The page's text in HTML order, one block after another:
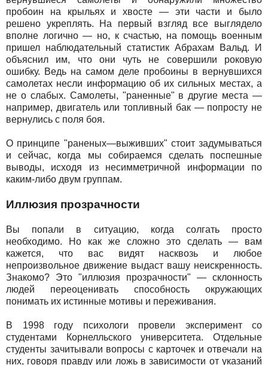
пробоин на крыльях и хвосте — эти части и было
решено укреплять. На первый взгляд все выглядело
вполне логично — но, к счастью, на помощь военным
пришел наблюдательный статистик Абрахам Вальд. И
объяснил им, что они чуть не совершили роковую
ошибку. Ведь на самом деле пробоины в вернувшихся
самолетах несли информацию об их сильных местах, а
не о слабых. Самолеты, "раненные" в другие места —
например, двигатель или топливный бак — попросту не
вернулись с поля боя.
О принципе "раненых—выживших" стоит задумываться
и сейчас, когда мы собираемся сделать поспешные
выводы, исходя из несимметричной информации по
каким-либо двум группам.
Иллюзия прозрачности
Вы попали в ситуацию, когда солгать просто
необходимо. Но как же сложно это сделать — вам
кажется, что вас видят насквозь и любое
непроизвольное движение выдаст вашу неискренность.
Знакомо? Это "иллюзия прозрачности" — склонность
людей переоценивать способность окружающих
понимать их истинные мотивы и переживания.
В 1998 году психологи провели эксперимент со
студентами Корнелльского университета. Отдельные
студенты зачитывали вопросы с карточек и отвечали на
них, говоря правду или ложь в зависимости от указаний